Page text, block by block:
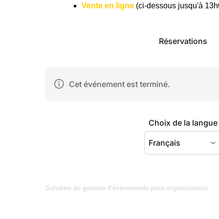
Vente en ligne (ci-dessous jusqu'à
Solution de gestion d'événements pour organisateurs